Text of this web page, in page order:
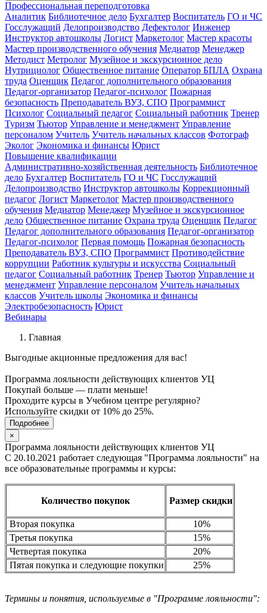
Профессиональная переподготовка
Аналитик Библиотечное дело Бухгалтер Воспитатель ГО и ЧС
Госслужащий Делопроизводство Дефектолог Инженер
Инструктор автошколы Логист Маркетолог Мастер красоты
Мастер производственного обучения Медиатор Менеджер
Методист Метролог Музейное и экскурсионное дело
Нутрициолог Общественное питание Оператор БПЛА Охрана
труда Оценщик Педагог дополнительного образования
Педагог-организатор Педагог-психолог Пожарная
безопасность Преподаватель ВУЗ, СПО Программист
Психолог Социальный педагог Социальный работник Тренер
Туризм Тьютор Управление и менеджмент Управление
персоналом Учитель Учитель начальных классов Фотограф
Эколог Экономика и финансы Юрист
Повышение квалификации
Административно-хозяйственная деятельность Библиотечное
дело Бухгалтер Воспитатель ГО и ЧС Госслужащий
Делопроизводство Инструктор автошколы Коррекционный
педагог Логист Маркетолог Мастер производственного
обучения Медиатор Менеджер Музейное и экскурсионное
дело Общественное питание Охрана труда Оценщик Педагог
Педагог дополнительного образования Педагог-организатор
Педагог-психолог Первая помощь Пожарная безопасность
Преподаватель ВУЗ, СПО Программист Противодействие
коррупции Работник культуры и искусства Социальный
педагог Социальный работник Тренер Тьютор Управление и
менеджмент Управление персоналом Учитель начальных
классов Учитель школы Экономика и финансы
Электробезопасность Юрист
Вебинары
Главная
Выгодные акционные предложения для вас!
Программа лояльности действующих клиентов УЦ
Покупай больше — плати меньше!
Проходите курсы в Учебном центре регулярно?
Используйте скидки от 10% до 25%.
Подробнее
×
Программа лояльности действующих клиентов УЦ
С 20.10.2021 работает следующая "Программа лояльности" на
все образовательные программы и курсы:
Количество покупок Размер скидки
Вторая покупка
10%
Третья покупка
15%
Четвертая покупка
20%
Пятая покупка и следующие покупки
25%
Термины и понятия, используемые в "Программе лояльности":